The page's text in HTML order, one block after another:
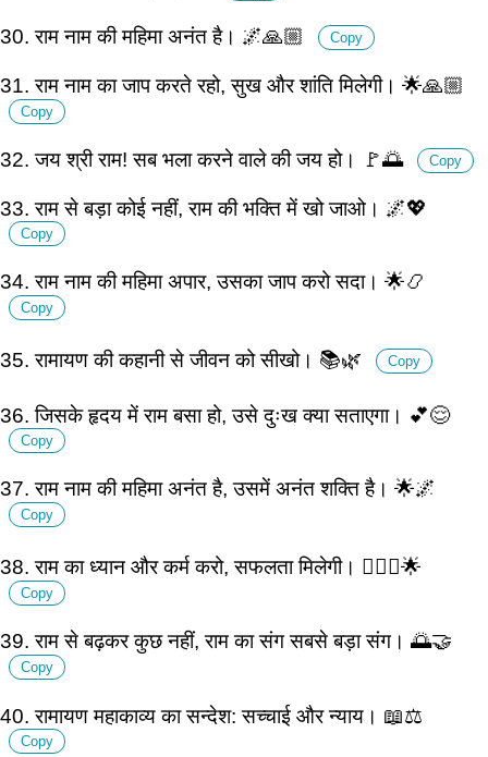
30. राम नाम की महिमा अनंत है। 🌌🙏🏼 Copy
31. राम नाम का जाप करते रहो, सुख और शांति मिलेगी। 🌟🙏🏼
Copy
32. जय श्री राम! सब भला करने वाले की जय हो। 🚩🌅 Copy
33. राम से बड़ा कोई नहीं, राम की भक्ति में खो जाओ। 🌌💖
Copy
34. राम नाम की महिमा अपार, उसका जाप करो सदा। 🌟📿
Copy
35. रामायण की कहानी से जीवन को सीखो। 📚🌿 Copy
36. जिसके हृदय में राम बसा हो, उसे दुःख क्या सताएगा। 💕😌
Copy
37. राम नाम की महिमा अनंत है, उसमें अनंत शक्ति है। 🌟🌌
Copy
38. राम का ध्यान और कर्म करो, सफलता मिलेगी। 🧘🏽‍♂️🌟
Copy
39. राम से बढ़कर कुछ नहीं, राम का संग सबसे बड़ा संग। 🌅🤝
Copy
40. रामायण महाकाव्य का सन्देश: सच्चाई और न्याय। 📖⚖️
Copy